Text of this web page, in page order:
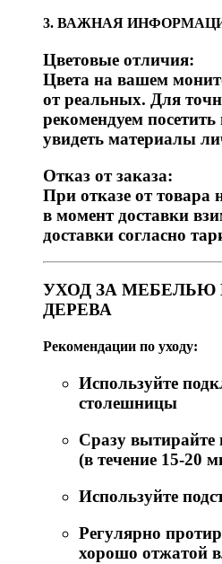
3. ВАЖНАЯ
Цветовые отличия:
Цвета на вашем
от реальных. Для
рекомендуем
увидеть материалы
Отказ от заказа:
При отказе от товара
в момент доставки
доставки согласно
УХОД ЗА МЕБЕЛЬЮ
ДЕРЕВА
Рекомендации по уходу:
Используйте
столешницы
Сразу
(в течение 15-20
Используйте
Регулярно
хорошо отжатой